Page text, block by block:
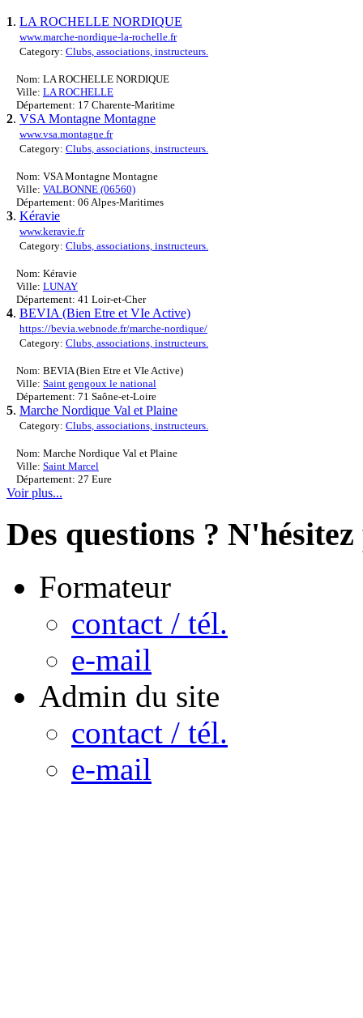
1. LA ROCHELLE NORDIQUE
www.marche-nordique-la-rochelle.fr
Category: Clubs, associations, instructeurs.
Nom: LA ROCHELLE NORDIQUE
Ville: LA ROCHELLE
Département: 17 Charente-Maritime
2. VSA Montagne Montagne
www.vsa.montagne.fr
Category: Clubs, associations, instructeurs.
Nom: VSA Montagne Montagne
Ville: VALBONNE (06560)
Département: 06 Alpes-Maritimes
3. Kéravie
www.keravie.fr
Category: Clubs, associations, instructeurs.
Nom: Kéravie
Ville: LUNAY
Département: 41 Loir-et-Cher
4. BEVIA (Bien Etre et VIe Active)
https://bevia.webnode.fr/marche-nordique/
Category: Clubs, associations, instructeurs.
Nom: BEVIA (Bien Etre et VIe Active)
Ville: Saint gengoux le national
Département: 71 Saône-et-Loire
5. Marche Nordique Val et Plaine
Category: Clubs, associations, instructeurs.
Nom: Marche Nordique Val et Plaine
Ville: Saint Marcel
Département: 27 Eure
Voir plus...
Des questions ?
Formateur
contact / tél.
e-mail
Admin du site
contact / tél.
e-mail